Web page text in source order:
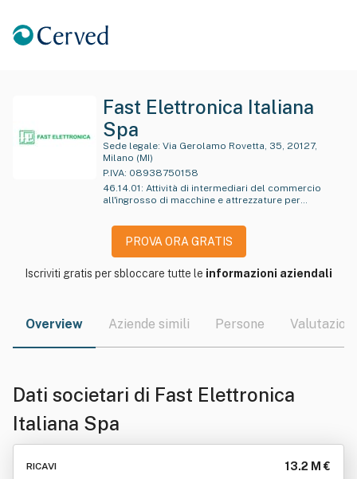
Fast Elettronica Italiana
Spa
Sede legale:
Milano (MI)
P.IVA: 08938750158
46.14.01 : Attività di intermediari del commercio
all'ingrosso di macchine e attrezzature per
PROVA ORA GRATIS
Iscriviti gratis per sbloccare tutte le informazioni aziendali
Overview Aziende simili Persone Valutazioni
Dati societari di Fast Elettronica
Italiana Spa
RICAVI 13.2 M €